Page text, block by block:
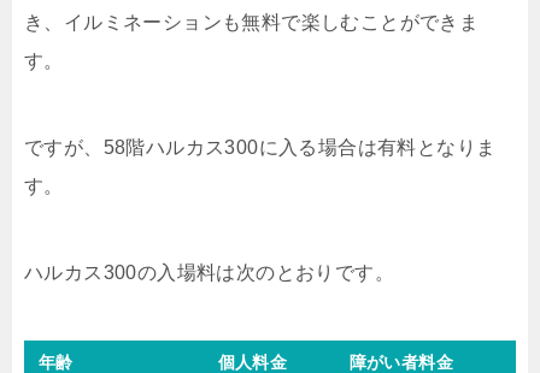
き、イルミネーションも無料で楽しむことができま
す。
ですが、58階ハルカス300に入る場合は有料となりま
す。
ハルカス300の入場料は次のとおりです。
年齢 個人料金 障がい者料金